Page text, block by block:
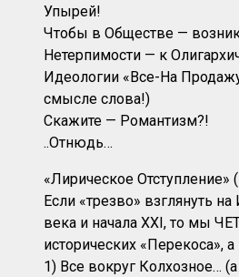
Упырей!
Чтобы в Обществе —
Нетерпимости — к
Идеологии «Все-На
смысле слова!)
Скажите — Романтизм?!
..Отнюдь…
«Лирическое
Если «трезво» взглянуть
века и начала XXI, то мы
исторических «Перекоса»,
1) Все вокруг Колхозное…